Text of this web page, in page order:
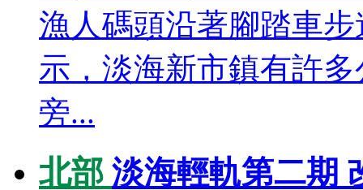
漁人碼頭沿著腳踏車
示，淡海新市鎮有許
旁...
北部 淡海輕軌第二期